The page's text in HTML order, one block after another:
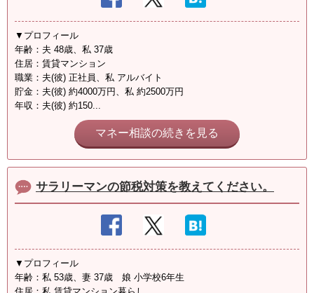
▼プロフィール
年齢：夫 48歳、私 37歳
住居：賃貸マンション
職業：夫(彼) 正社員、私 アルバイト
貯金：夫(彼) 約4000万円、私 約2500万円
年収：夫(彼) 約150...
マネー相談の続きを見る
サラリーマンの節税対策を教えてください。
▼プロフィール
年齢：私 53歳、妻 37歳 娘 小学校6年生